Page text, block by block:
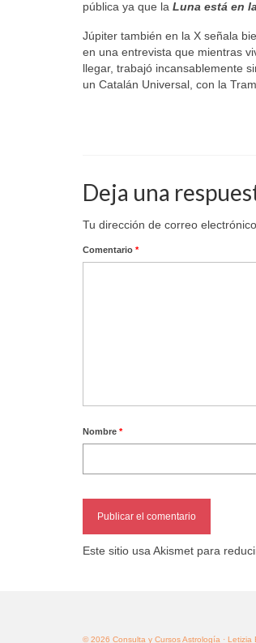
pública ya que la Luna está en
Júpiter también en la X señala
en una entrevista que mientras
llegar, trabajó incansablemente
un Catalán Universal, con la
Deja una
Tu dirección de correo
Comentario *
Nombre *
Este sitio usa Akismet para
© 2026 Consulta y Cursos Astrología · Letizia